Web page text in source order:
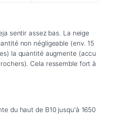
sentir assez bas. La neige
non négligeable (env. 15
la quantité augmente (accu
Cela ressemble fort à
du haut de B10 jusqu'à 1650